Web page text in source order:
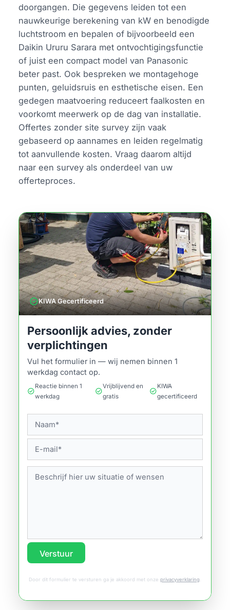
doorgangen. Die gegevens leiden tot een
nauwkeurige berekening van kW en benodigde
luchtstroom en bepalen of bijvoorbeeld een
Daikin Ururu Sarara met ontvochtigingsfunctie
of juist een compact model van Panasonic
beter past. Ook bespreken we montagehoge
punten, geluidsruis en esthetische eisen. Een
gedegen maatvoering reduceert faalkosten en
voorkomt meerwerk op de dag van installatie.
Offertes zonder site survey zijn vaak
gebaseerd op aannames en leiden regelmatig
tot aanvullende kosten. Vraag daarom altijd
naar een survey als onderdeel van uw
offerteproces.
verifiedKIWA Gecertificeerd
Persoonlijk advies, zonder
verplichtingen
Vul het formulier in — wij nemen binnen 1
werkdag contact op.
check_circle
Reactie binnen 1
werkdag
check_circle
Vrijblijvend en
gratis
check_circle
KIWA
gecertificeerd
Verstuur
Door dit formulier te versturen ga je akkoord met onze privacyverklaring.